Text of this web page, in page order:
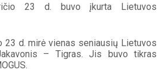
23 d. buvo įkurta Lietuvos
23 d. mirė vienas seniausių Lietuvos
– Tigras. Jis buvo tikras